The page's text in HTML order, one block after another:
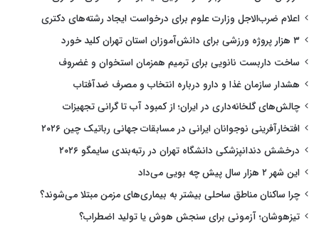
اعلام ضرب‌الاجل وزارت علوم برای درخواست ایجاد رشته‌های دکتری
۳ هزار پروژه ورزشی برای دانش‌آموزان استان تهران کلید خورد
ساخت داربست نانویی برای ترمیم همزمان استخوان و غضروف
هشدار سازمان غذا و دارو درباره انتخاب و مصرف ضدآفتاب
چالش‌های گلخانه‌داری در ایران؛ از کمبود آب تا گرانی تجهیزات
افتخارآفرینی نوجوانان ایرانی در مسابقات جهانی رباتیک چین ۲۰۲۶
درخشش دندانپزشکی دانشگاه تهران در رتبه‌بندی سایمگو ۲۰۲۶
این شهر ۲ هزار سال پیش چه بویی می‌داد
چرا ساکنان مناطق ساحلی بیشتر به بیماری‌های مزمن مبتلا می‌شوند؟
تیزهوشان؛ آزمونی برای سنجش هوش یا تولید اضطراب؟